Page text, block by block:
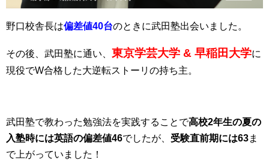
野口校舎長は偏差値40台のときに武田塾出会いました。
その後、武田塾に通い、 東京学芸大学 & 早稲田大学に
現役でW合格した大逆転ストーリの持ち主。
武田塾で教わった勉強法を実践することで高校2年生の夏の
入塾時には英語の偏差値46でしたが、 受験直前期には63ま
で上がっていました！